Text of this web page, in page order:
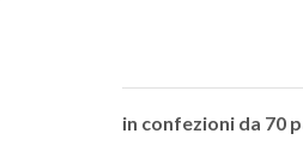
in confezioni da 70